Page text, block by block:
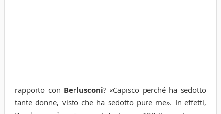
rapporto con Berlusconi? «Capisco perché ha sedotto
tante donne, visto che ha sedotto pure me». In effetti,